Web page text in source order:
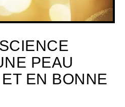
PEAU
EN BONNE